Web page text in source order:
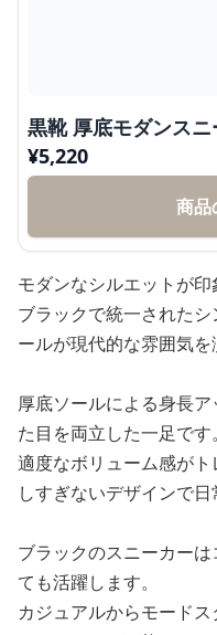
黒靴 厚底モダンス
¥5,220
商品
モダンなシルエットが印
ブラックで統一された
ールが現代的な雰囲気を
厚底ソールによる身長
た目を両立した一足です。
適度なボリューム感が
しすぎないデザインで日
ブラックのスニーカー
ても活躍します。
カジュアルからモード